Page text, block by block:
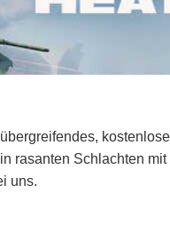
rasanten Schlachten mit
uns.